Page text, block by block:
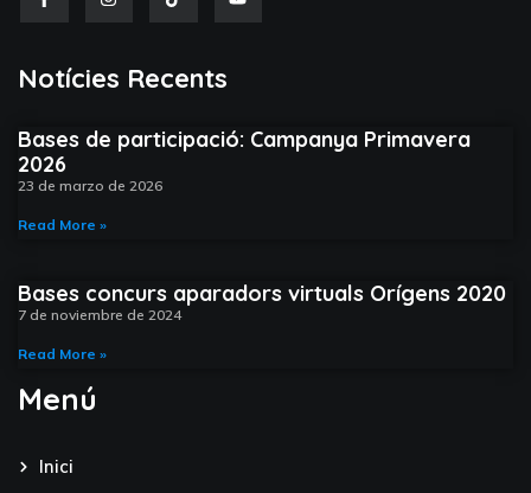
Notícies Recents​
Bases de participació: Campanya Primavera
2026
23 de marzo de 2026
Read More »
Bases concurs aparadors virtuals Orígens 2020
7 de noviembre de 2024
Read More »
Menú
Inici